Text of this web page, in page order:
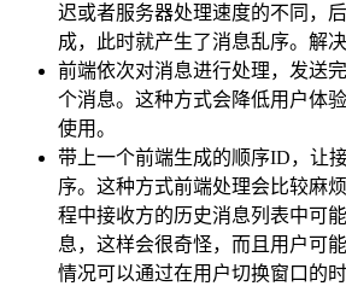
迟或者服务器处理速度的不同，
成，此时就产生了消息乱序。解决
前端依次对消息进行处理，发送
个消息。这种方式会降低用户体
使用。
带上一个前端生成的顺序ID，让
序。这种方式前端处理会比较麻
程中接收方的历史消息列表中可
息，这样会很奇怪，而且用户可
情况可以通过在用户切换窗口的